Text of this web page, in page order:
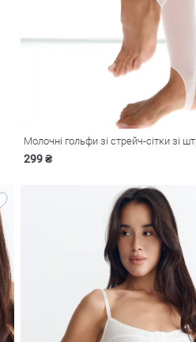
Молочні гольфи зі стрейч-сітки зі
299 ₴